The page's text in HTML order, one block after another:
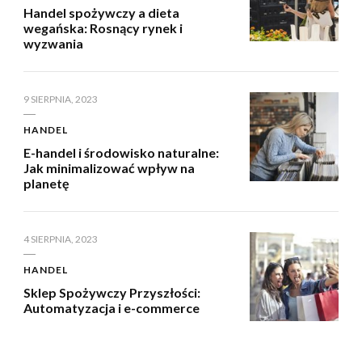
Handel spożywczy a dieta
wegańska: Rosnący rynek i
wyzwania
9 SIERPNIA, 2023
HANDEL
E-handel i środowisko naturalne:
Jak minimalizować wpływ na
planetę
4 SIERPNIA, 2023
HANDEL
Sklep Spożywczy Przyszłości:
Automatyzacja i e-commerce